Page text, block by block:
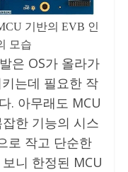
기반의 EVB 인
모습
은 OS가 올라가
는데 필요한 작
. 아무래도 MCU
한 기능의 시스
로 작고 단순한
니 한정된 MCU